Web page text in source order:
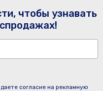
чтобы узнавать
согласие на рекламную